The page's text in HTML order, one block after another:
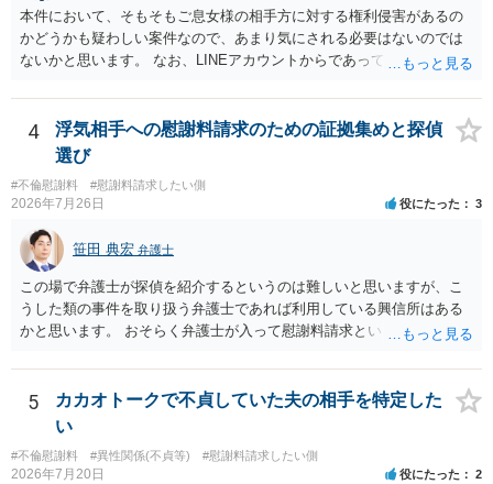
ど）や対応スピードが合うかを確認するとよいと思います。いずれに
しましても、弁護士への相談・依頼にあたっては、証拠資料、夫と相
手方の関係、相手方の氏名・住所等、夫婦関係への影響、離婚予定の
有無など事実関係をよく整理して相談されることをお勧めいたしま
す。
本件において、そもそもご息女様の相手方に対する権利侵害があるの
かどうかも疑わしい案件なので、あまり気にされる必要はないのでは
ないかと思います。 なお、LINEアカウントからであっても、そこに紐
るパターンはありえるものの、本件のような精神的損害が発生したと
明確にいえないような案件において開示がなされる可能性も低いので
はないかと推察します。
4
浮気相手への慰謝料請求のための証拠集めと探偵
選び
#不倫慰謝料 #慰謝料請求したい側
2026年7月26日 役にたった 3
笹田 典宏 弁護士
この場で弁護士が探偵を紹介するというのは難しいと思いますが、こ
うした類の事件を取り扱う弁護士であれば利用している興信所はある
かと思います。 おそらく弁護士が入って慰謝料請求という流れになる
めします。
5
カカオトークで不貞していた夫の相手を特定した
い
#不倫慰謝料 #異性関係(不貞等) #慰謝料請求したい側
2026年7月20日 役にたった 2